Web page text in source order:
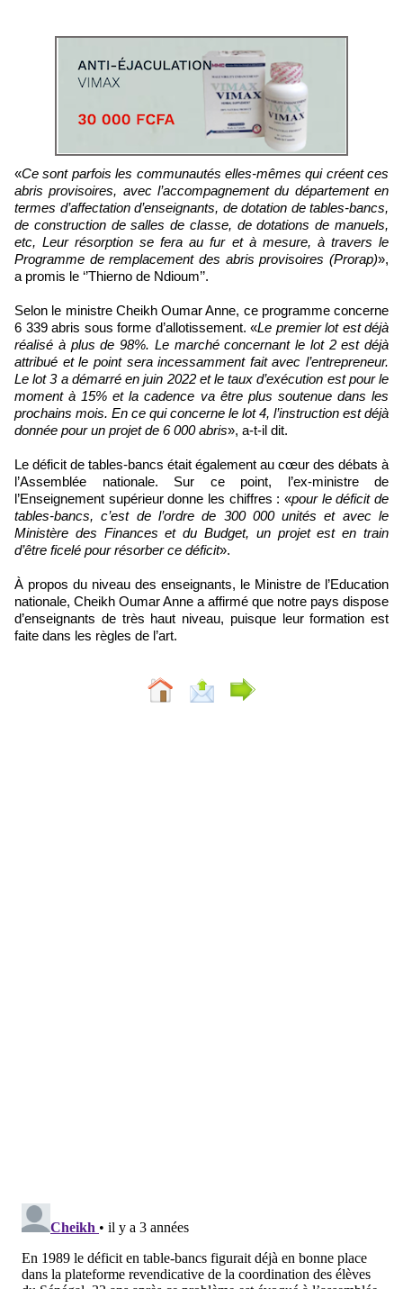
«Ce sont parfois les communautés elles-mêmes qui créent ces
abris provisoires, avec l’accompagnement du département en
termes d’affectation d’enseignants, de dotation de tables-bancs,
de construction de salles de classe, de dotations de manuels,
etc, Leur résorption se fera au fur et à mesure, à travers le
Programme de remplacement des abris provisoires (Prorap)»,
a promis le ‘’Thierno de Ndioum’’.
Selon le ministre Cheikh Oumar Anne, ce programme concerne
6 339 abris sous forme d’allotissement. «Le premier lot est déjà
réalisé à plus de 98%. Le marché concernant le lot 2 est déjà
attribué et le point sera incessamment fait avec l’entrepreneur.
Le lot 3 a démarré en juin 2022 et le taux d’exécution est pour le
moment à 15% et la cadence va être plus soutenue dans les
prochains mois. En ce qui concerne le lot 4, l’instruction est déjà
donnée pour un projet de 6 000 abris», a-t-il dit.
Le déficit de tables-bancs était également au cœur des débats à
l’Assemblée nationale. Sur ce point, l’ex-ministre de
l’Enseignement supérieur donne les chiffres : «pour le déficit de
tables-bancs, c’est de l’ordre de 300 000 unités et avec le
Ministère des Finances et du Budget, un projet est en train
d’être ficelé pour résorber ce déficit».
À propos du niveau des enseignants, le Ministre de l’Education
nationale, Cheikh Oumar Anne a affirmé que notre pays dispose
d’enseignants de très haut niveau, puisque leur formation est
faite dans les règles de l’art.